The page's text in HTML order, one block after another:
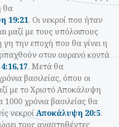
θα
19:21. Οι νεκροί που ήταν
μαζί με τους υπόλοιπους
την εποχή που θα γίνει η
στον ουρανό κοντά
. Μετά θα
βασιλείας, όπου οι
με το Χριστό Αποκάλυψη
χρόνια βασιλείας θα
νεκροίΑποκάλυψη 20:5.
τους αναστηθέντες